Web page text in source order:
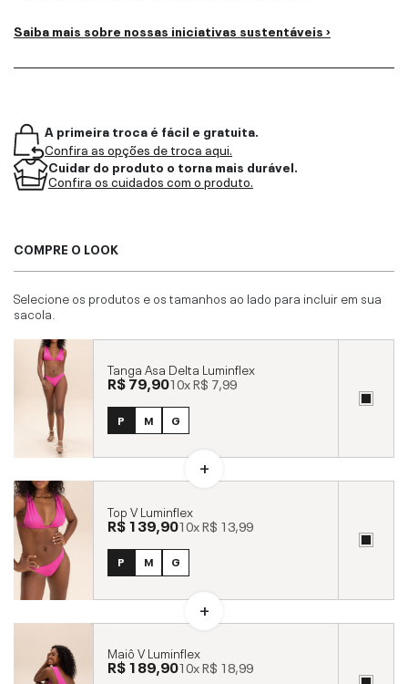
Saiba mais sobre nossas iniciativas sustentáveis ›
A primeira troca é fácil e gratuita.
Confira as opções de troca aqui.
Cuidar do produto o torna mais durável.
Confira os cuidados com o produto.
COMPRE O LOOK
Selecione os produtos e os tamanhos ao lado para incluir em sua
sacola.
Tanga Asa Delta Luminflex
R$ 79,9010xR$ 7,99
P M G
Top V Luminflex
R$ 139,9010xR$ 13,99
P M G
Maiô V Luminflex
R$ 189,9010xR$ 18,99